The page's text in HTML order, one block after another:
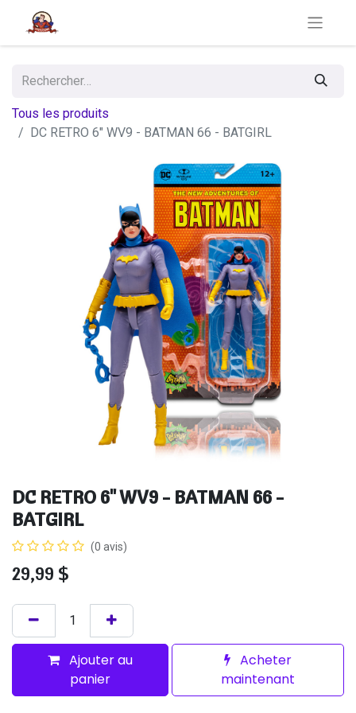
Tous les produits
DC RETRO 6" WV9 - BATMAN 66 - BATGIRL
DC RETRO 6" WV9 - BATMAN 66 -
BATGIRL
(0 avis)
29,99 $
Ajouter au
panier
Acheter
maintenant